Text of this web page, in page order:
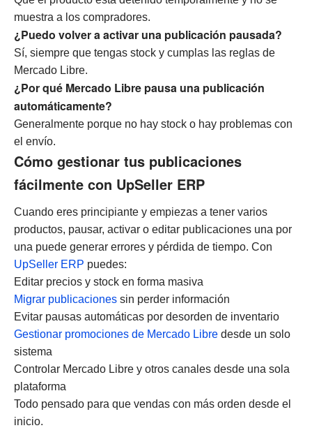
muestra a los compradores.
¿Puedo volver a activar una publicación pausada?
Sí, siempre que tengas stock y cumplas las reglas de
Mercado Libre.
¿Por qué Mercado Libre pausa una publicación
automáticamente?
Generalmente porque no hay stock o hay problemas con
el envío.
Cómo gestionar tus publicaciones
fácilmente con UpSeller ERP
Cuando eres principiante y empiezas a tener varios
productos, pausar, activar o editar publicaciones una por
una puede generar errores y pérdida de tiempo. Con
UpSeller ERP puedes:
Editar precios y stock en forma masiva
Migrar publicaciones sin perder información
Evitar pausas automáticas por desorden de inventario
Gestionar promociones de Mercado Libre desde un solo
sistema
Controlar Mercado Libre y otros canales desde una sola
plataforma
Todo pensado para que vendas con más orden desde el
inicio.